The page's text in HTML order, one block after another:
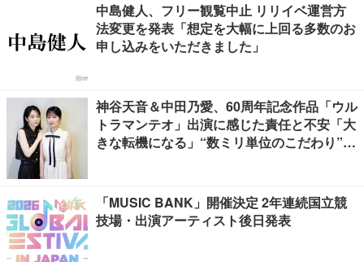
中島健人、フリー観覧中止 リリイベ運営方
法変更を発表「想定を大幅に上回る多数のお
申し込みをいただきました」
神谷天音＆中田乃愛、60周年記念作品「ウル
トラマンテオ」出演に感じた責任と不安「大
きな転機になる」“数ミリ単位のこだわり”特
「MUSIC BANK」開催決定 2年連続国立競
技場・出演アーティスト後日発表